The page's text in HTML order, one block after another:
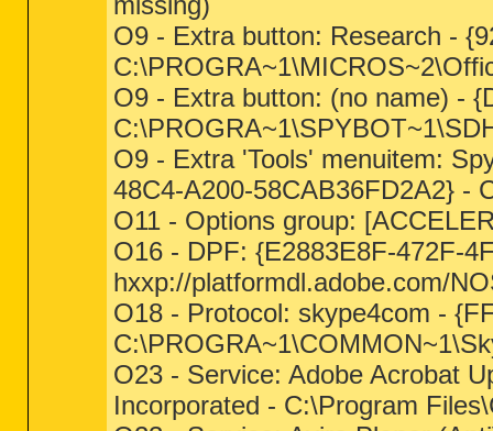
O9 - Extra button: Research -
O9 - Extra button: (no name) -
O9 - Extra 'Tools' menuitem:
48C4-A200-58CAB36FD2A2} -
O11 - Options group:
O16 - DPF: {E2883E8F-472F-
hxxp://platformdl.adobe.com/
O18 - Protocol: skype4com -
O23 - Service: Adobe Acrobat
Incorporated - C:\Program